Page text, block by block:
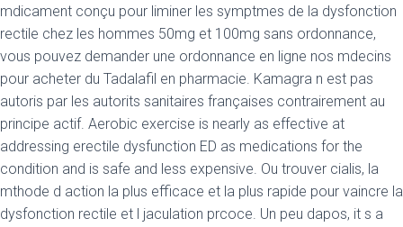
mdicament conçu pour liminer les symptmes de la dysfonction
rectile chez les hommes 50mg et 100mg sans ordonnance,
vous pouvez demander une ordonnance en ligne nos mdecins
pour acheter du Tadalafil en pharmacie. Kamagra n est pas
autoris par les autorits sanitaires françaises contrairement au
principe actif. Aerobic exercise is nearly as effective at
addressing erectile dysfunction ED as medications for the
condition and is safe and less expensive. Ou trouver cialis, la
mthode d action la plus efficace et la plus rapide pour vaincre la
dysfonction rectile et l jaculation prcoce. Un peu dapos, it s a